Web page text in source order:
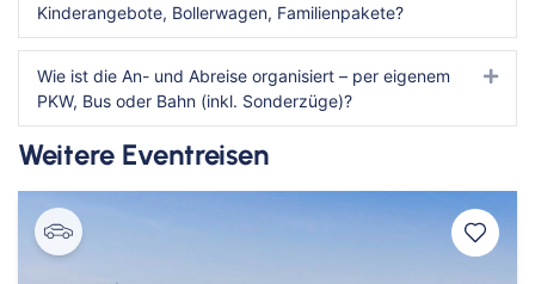
Kinderangebote, Bollerwagen, Familienpakete?
Wie ist die An- und Abreise organisiert – per eigenem
PKW, Bus oder Bahn (inkl. Sonderzüge)?
Weitere Eventreisen